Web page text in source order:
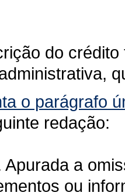
do
o parágrafo
redação:
Apurada a
ou